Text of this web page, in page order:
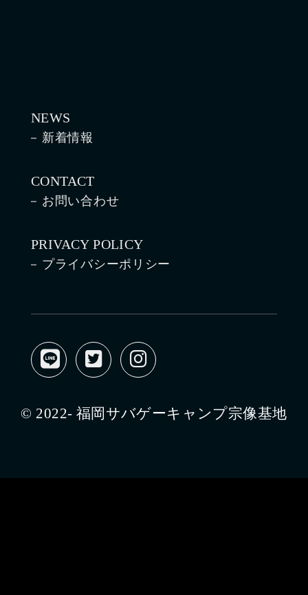
NEWS
新着情報
CONTACT
お問い合わせ
PRIVACY POLICY
プライバシーポリシー
© 2022- 福岡サバゲーキャンプ宗像基地